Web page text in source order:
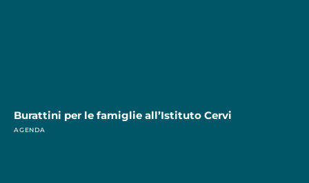
Burattini per le famiglie all’Istituto Cervi
AGENDA